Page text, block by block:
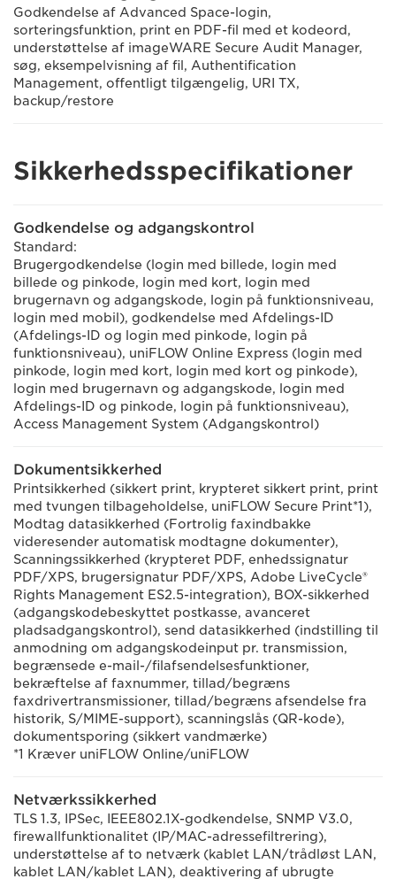
Godkendelse af Advanced Space-login,
sorteringsfunktion, print en PDF-fil med et kodeord,
understøttelse af imageWARE Secure Audit Manager,
søg, eksempelvisning af fil, Authentification
Management, offentligt tilgængelig, URI TX,
backup/restore
Sikkerhedsspecifikationer
Godkendelse og adgangskontrol
Standard:
Brugergodkendelse (login med billede, login med
billede og pinkode, login med kort, login med
brugernavn og adgangskode, login på funktionsniveau,
login med mobil), godkendelse med Afdelings-ID
(Afdelings-ID og login med pinkode, login på
funktionsniveau), uniFLOW Online Express (login med
pinkode, login med kort, login med kort og pinkode),
login med brugernavn og adgangskode, login med
Afdelings-ID og pinkode, login på funktionsniveau),
Access Management System (Adgangskontrol)
Dokumentsikkerhed
Printsikkerhed (sikkert print, krypteret sikkert print, print
med tvungen tilbageholdelse, uniFLOW Secure Print*1),
Modtag datasikkerhed (Fortrolig faxindbakke
videresender automatisk modtagne dokumenter),
Scanningssikkerhed (krypteret PDF, enhedssignatur
PDF/XPS, brugersignatur PDF/XPS, Adobe LiveCycle®
Rights Management ES2.5-integration), BOX-sikkerhed
(adgangskodebeskyttet postkasse, avanceret
pladsadgangskontrol), send datasikkerhed (indstilling til
anmodning om adgangskodeinput pr. transmission,
begrænsede e-mail-/filafsendelsesfunktioner,
bekræftelse af faxnummer, tillad/begræns
faxdrivertransmissioner, tillad/begræns afsendelse fra
historik, S/MIME-support), scanningslås (QR-kode),
dokumentsporing (sikkert vandmærke)
*1 Kræver uniFLOW Online/uniFLOW
Netværkssikkerhed
TLS 1.3, IPSec, IEEE802.1X-godkendelse, SNMP V3.0,
firewallfunktionalitet (IP/MAC-adressefiltrering),
understøttelse af to netværk (kablet LAN/trådløst LAN,
kablet LAN/kablet LAN), deaktivering af ubrugte